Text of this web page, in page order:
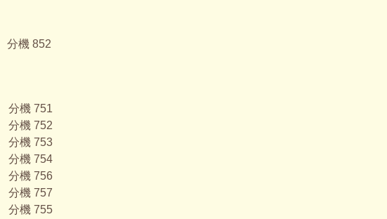
分機 852
分機 751
分機 752
分機 753
分機 754
分機 756
分機 757
分機 755